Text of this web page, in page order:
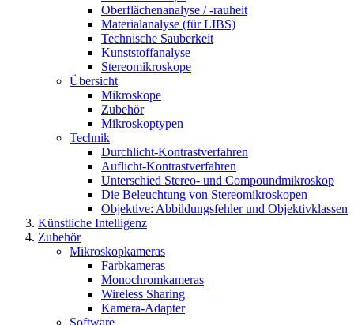
Oberflächenanalyse / -rauheit
Materialanalyse (für LIBS)
Technische Sauberkeit
Kunststoffanalyse
Stereomikroskope
Übersicht
Mikroskope
Zubehör
Mikroskoptypen
Technik
Durchlicht-Kontrastverfahren
Auflicht-Kontrastverfahren
Unterschied Stereo- und Compoundmikroskop
Die Beleuchtung von Stereomikroskopen
Objektive: Abbildungsfehler und Objektivklassen
Künstliche Intelligenz
Zubehör
Mikroskopkameras
Farbkameras
Monochromkameras
Wireless Sharing
Kamera-Adapter
Software